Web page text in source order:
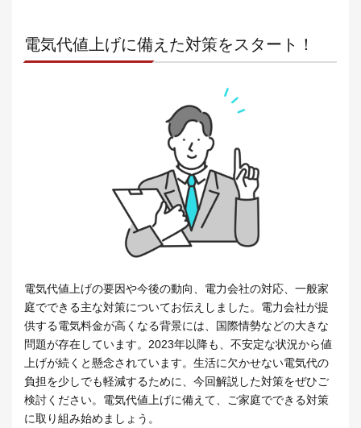
電気代値上げに備えた対策をスタート！
電気代値上げの要因や今後の動向、電力会社の対応、一般家
庭でできる主な対策についてお伝えしました。電力会社が提
供する電気料金が高くなる背景には、国際情勢などの大きな
問題が存在しています。2023年以降も、不安定な状況から値
上げが続くと懸念されています。生活に欠かせない電気代の
負担を少しでも軽減するために、今回解説した対策をぜひご
検討ください。電気代値上げに備えて、ご家庭でできる対策
に取り組み始めましょう。